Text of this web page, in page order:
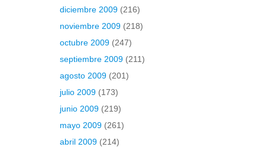
diciembre 2009 (216)
noviembre 2009 (218)
octubre 2009 (247)
septiembre 2009 (211)
agosto 2009 (201)
julio 2009 (173)
junio 2009 (219)
mayo 2009 (261)
abril 2009 (214)